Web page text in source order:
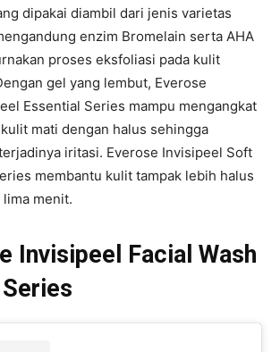
dipakai diambil dari jenis varietas
enzim Bromelain serta AHA
proses eksfoliasi pada kulit
gel yang lembut, Everose
Essential Series mampu mengangkat
mati dengan halus sehingga
iritasi. Everose Invisipeel Soft
membantu kulit tampak lebih halus
menit.
Invisipeel Facial Wash